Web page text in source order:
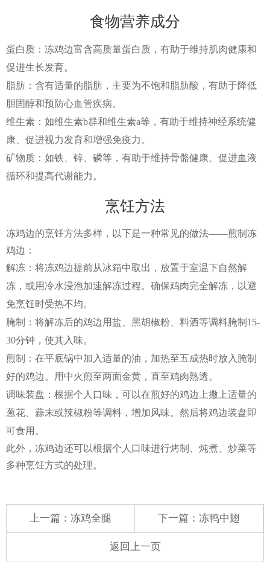
食物营养成分
蛋白质：冻鸡边富含高质量蛋白质，有助于维持肌肉健康和
促进生长发育。
脂肪：含有适量的脂肪，主要为不饱和脂肪酸，有助于降低
胆固醇和预防心血管疾病。
维生素：如维生素b群和维生素a等，有助于维持神经系统健
康、促进视力发育和增强免疫力。
矿物质：如铁、锌、磷等，有助于维持骨骼健康、促进血液
循环和提高代谢能力。
烹饪方法
冻鸡边的烹饪方法多样，以下是一种常见的做法——煎制冻
鸡边：
解冻：将冻鸡边提前从冰箱中取出，放置于室温下自然解
冻，或用冷水浸泡加速解冻过程。确保鸡肉完全解冻，以避
免烹饪时受热不均。
腌制：将解冻后的鸡边用盐、黑胡椒粉、料酒等调料腌制15-
30分钟，使其入味。
煎制：在平底锅中加入适量的油，加热至五成热时放入腌制
好的鸡边。用中火煎至两面金黄，直至鸡肉熟透。
调味装盘：根据个人口味，可以在煎好的鸡边上撒上适量的
葱花、蒜末或辣椒粉等调料，增加风味。然后将鸡边装盘即
可食用。
此外，冻鸡边还可以根据个人口味进行烤制、炖煮、炒菜等
多种烹饪方式的处理。
上一篇： 冻鸡全腿 下一篇： 冻鸭中翅
返回上一页